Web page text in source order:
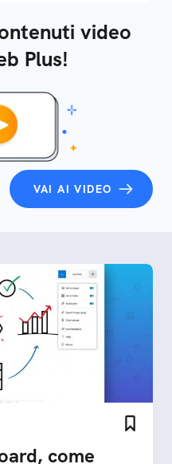
video
Plus!
VAI AI VIDEO
come